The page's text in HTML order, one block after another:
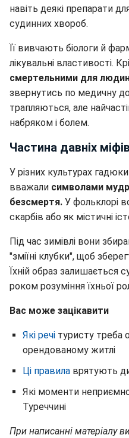
навіть деякі препарати
судинних хвороб.
Її вивчають біологи й
лікувальні властивості.
смертельними для
звернутись по медичну
трапляються, але
набряком і болем.
Частина давніх
У різних культурах
вважали символами
безсмертя. У фольклорі
скарбів або як містичні
Під час зимівлі вони
"зміїні клубки", щоб
Їхній образ залишається
роком розуміння їхньої
Вас може зацікавити
Які речі туристу треба
орендованому житлі
Ці правила врятують
Які моменти
Туреччині
При написанні матеріалу